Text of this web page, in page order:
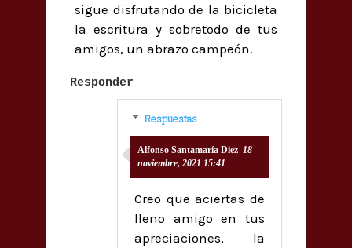
sigue disfrutando de la bicicleta
la escritura y sobretodo de tus
amigos, un abrazo campeón.
Responder
Respuestas
Alfonso Santamaría Diez 18
noviembre, 2021 15:41
Creo que aciertas de
lleno amigo en tus
apreciaciones, la